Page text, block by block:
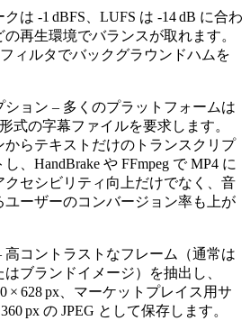
クは -1 dBFS、LUFS は -14 dB に合わ
再生環境でバランスが取れます。
ィルタでバックグラウンドハムを
ション – 多くのプラットフォームは
式の字幕ファイルを要求します。
からテキストだけのトランスクリプ
、HandBrake や FFmpeg で MP4 に
クセシビリティ向上だけでなく、音
ユーザーのコンバージョン率も上が
高コントラストなフレーム（通常は
ブランドイメージ）を抽出し、
× 628 px、マーケットプレイス用サ
px の JPEG として保存します。